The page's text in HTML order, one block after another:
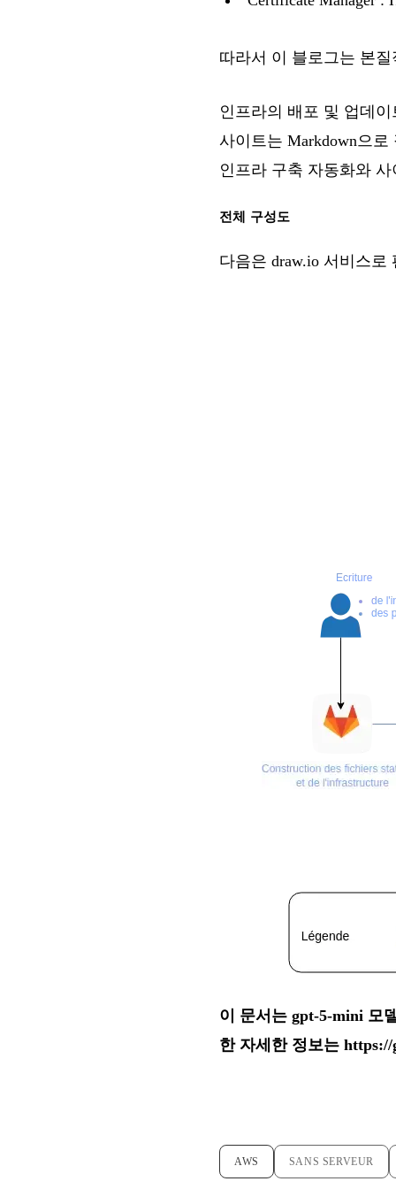
따라서 이 블로그는 본
인프라의 배포 및 업데
사이트는 Markdown으로
인프라 구축 자동화와
전체 구성도
다음은 draw.io 서비스로
이 문서는 gpt-5-mini 모
한 자세한 정보는 https://
AWS SANS SERVEUR